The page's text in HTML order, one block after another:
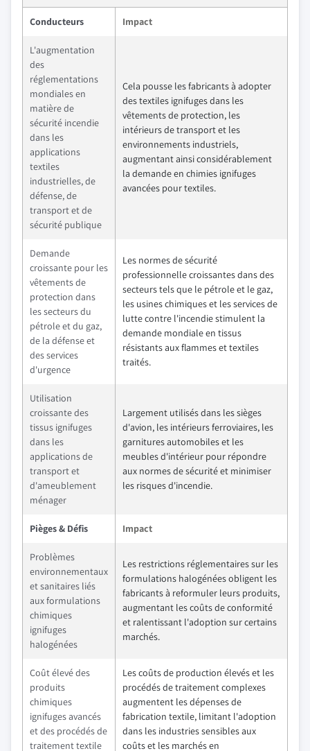
Conducteurs Impact
L'augmentation
des
réglementations
mondiales en
matière de
sécurité incendie
dans les
applications
textiles
industrielles, de
défense, de
transport et de
sécurité publique
Cela pousse les fabricants à adopter
des textiles ignifuges dans les
vêtements de protection, les
intérieurs de transport et les
environnements industriels,
augmentant ainsi considérablement
la demande en chimies ignifuges
avancées pour textiles.
Demande
croissante pour les
vêtements de
protection dans
les secteurs du
pétrole et du gaz,
de la défense et
des services
d'urgence
Les normes de sécurité
professionnelle croissantes dans des
secteurs tels que le pétrole et le gaz,
les usines chimiques et les services de
lutte contre l'incendie stimulent la
demande mondiale en tissus
résistants aux flammes et textiles
traités.
Utilisation
croissante des
tissus ignifuges
dans les
applications de
transport et
d'ameublement
ménager
Largement utilisés dans les sièges
d'avion, les intérieurs ferroviaires, les
garnitures automobiles et les
meubles d'intérieur pour répondre
aux normes de sécurité et minimiser
les risques d'incendie.
Pièges & Défis Impact
Problèmes
environnementaux
et sanitaires liés
aux formulations
chimiques
ignifuges
halogénées
Les restrictions réglementaires sur les
formulations halogénées obligent les
fabricants à reformuler leurs produits,
augmentant les coûts de conformité
et ralentissant l'adoption sur certains
marchés.
Coût élevé des
produits
chimiques
ignifuges avancés
et des procédés de
traitement textile
Les coûts de production élevés et les
procédés de traitement complexes
augmentent les dépenses de
fabrication textile, limitant l'adoption
dans les industries sensibles aux
coûts et les marchés en